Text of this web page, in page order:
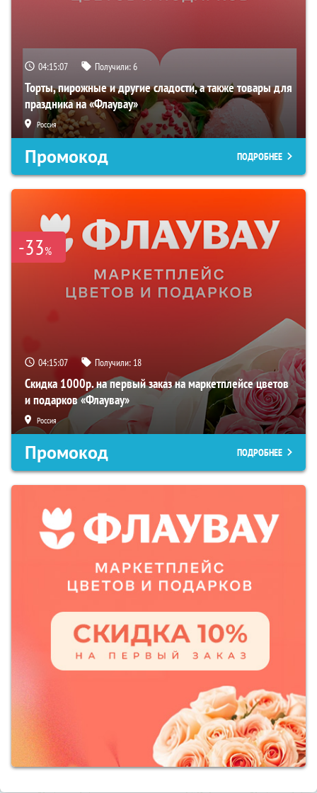
04:15:06 Получили:6
Торты, пирожные и другие сладости, а также товары для
праздника на «Флаувау»
Россия
Промокод ПОДРОБНЕЕ
-33%
04:15:06 Получили: 18
Скидка 1000р. на первый заказ на маркетплейсе цветов
и подарков «Флаувау»
Россия
Промокод ПОДРОБНЕЕ